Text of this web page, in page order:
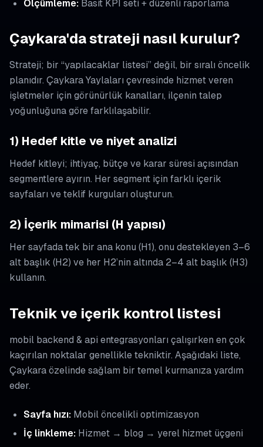
Ölçümleme: Basit KPI seti + düzenli raporlama
Çaykara'da strateji nasıl kurulur?
Strateji; bir “yapılacaklar listesi” değil, bir sıralı öncelik
planıdır. Çaykara Yaylaları çevresinde hizmet veren
işletmeler için görünürlük kanalları, ilçenin talep
yoğunluğuna göre farklılaşabilir.
1) Hedef kitle ve niyet analizi
Hedef kitleyi; ihtiyaç, bütçe ve karar süresi açısından
segmentlere ayırın. Her segment için farklı içerik
sayfaları ve teklif kurguları oluşturun.
2) İçerik mimarisi (H yapısı)
Her sayfada tek bir ana konu (H1), onu destekleyen 3–6
alt başlık (H2) ve her H2’nin altında 2–4 alt başlık (H3)
kullanın.
Teknik ve içerik kontrol listesi
mobil backend & api entegrasyonları çalışırken en çok
kaçırılan noktalar genellikle tekniktir. Aşağıdaki liste,
Çaykara özelinde sağlam bir temel kurmanıza yardım
eder.
Sayfa hızı: Mobil öncelikli optimizasyon
İç linkleme: Hizmet → blog → yerel hizmet üçgeni